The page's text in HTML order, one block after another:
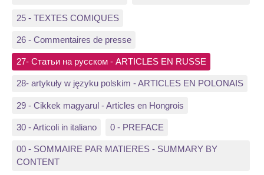
25 - TEXTES COMIQUES
26 - Commentaires de presse
27- Статьи на русском - ARTICLES EN RUSSE
28- artykuły w języku polskim - ARTICLES EN POLONAIS
29 - Cikkek magyarul - Articles en Hongrois
30 - Articoli in italiano 0 - PREFACE
00 - SOMMAIRE PAR MATIERES - SUMMARY BY
CONTENT